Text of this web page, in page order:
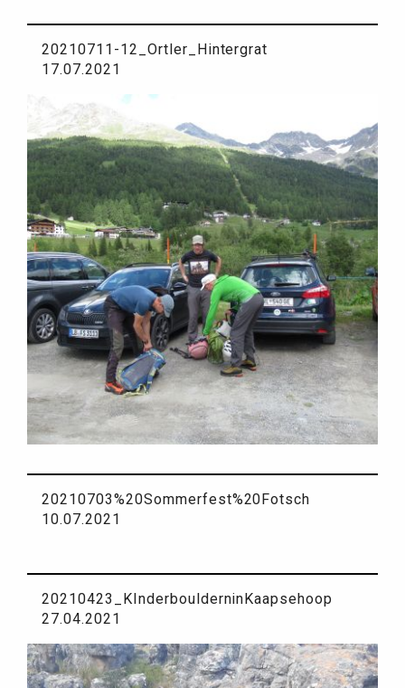
20210711-12_Ortler_Hintergrat
17.07.2021
20210703%20Sommerfest%20Fotsch
10.07.2021
20210423_KInderboulderninKaapsehoop
27.04.2021